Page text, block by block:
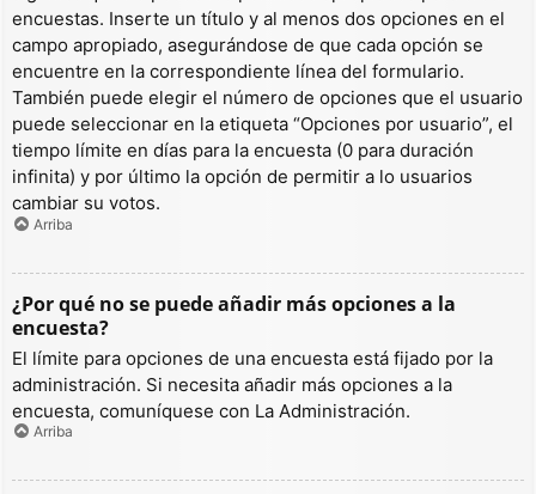
encuestas. Inserte un título y al menos dos opciones en el
campo apropiado, asegurándose de que cada opción se
encuentre en la correspondiente línea del formulario.
También puede elegir el número de opciones que el usuario
puede seleccionar en la etiqueta “Opciones por usuario”, el
tiempo límite en días para la encuesta (0 para duración
infinita) y por último la opción de permitir a lo usuarios
cambiar su votos.
Arriba
¿Por qué no se puede añadir más opciones a la
encuesta?
El límite para opciones de una encuesta está fijado por la
administración. Si necesita añadir más opciones a la
encuesta, comuníquese con La Administración.
Arriba